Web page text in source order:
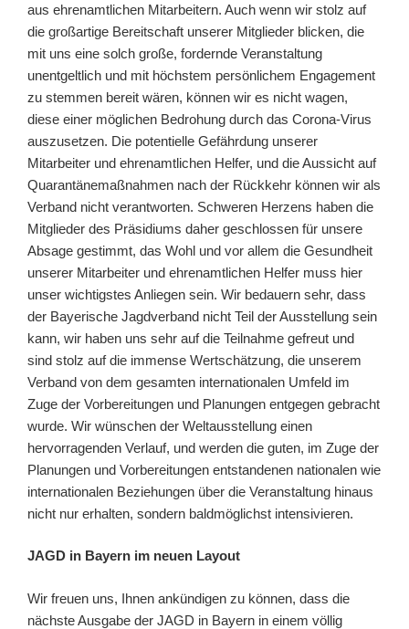
aus ehrenamtlichen Mitarbeitern. Auch wenn wir stolz auf
die großartige Bereitschaft unserer Mitglieder blicken, die
mit uns eine solch große, fordernde Veranstaltung
unentgeltlich und mit höchstem persönlichem Engagement
zu stemmen bereit wären, können wir es nicht wagen,
diese einer möglichen Bedrohung durch das Corona-Virus
auszusetzen. Die potentielle Gefährdung unserer
Mitarbeiter und ehrenamtlichen Helfer, und die Aussicht auf
Quarantänemaßnahmen nach der Rückkehr können wir als
Verband nicht verantworten. Schweren Herzens haben die
Mitglieder des Präsidiums daher geschlossen für unsere
Absage gestimmt, das Wohl und vor allem die Gesundheit
unserer Mitarbeiter und ehrenamtlichen Helfer muss hier
unser wichtigstes Anliegen sein. Wir bedauern sehr, dass
der Bayerische Jagdverband nicht Teil der Ausstellung sein
kann, wir haben uns sehr auf die Teilnahme gefreut und
sind stolz auf die immense Wertschätzung, die unserem
Verband von dem gesamten internationalen Umfeld im
Zuge der Vorbereitungen und Planungen entgegen gebracht
wurde. Wir wünschen der Weltausstellung einen
hervorragenden Verlauf, und werden die guten, im Zuge der
Planungen und Vorbereitungen entstandenen nationalen wie
internationalen Beziehungen über die Veranstaltung hinaus
nicht nur erhalten, sondern baldmöglichst intensivieren.
JAGD in Bayern im neuen Layout
Wir freuen uns, Ihnen ankündigen zu können, dass die
nächste Ausgabe der JAGD in Bayern in einem völlig